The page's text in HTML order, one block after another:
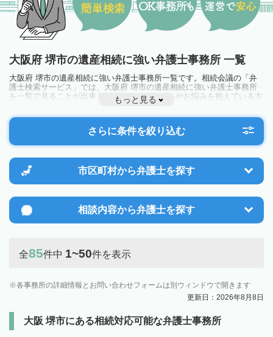
大阪府 堺市の遺産相続に強い弁護士事務所 一覧
大阪府 堺市の遺産相続に強い弁護士事務所一覧です。相続会議の「弁
護士検索サービス」では、大阪府 堺市の遺産相続に強い弁護士事務所
を一覧で見ることが出来ます。相続のトラブルやお悩みを抱えている方
は一度近隣の弁護士に相談してみましょう。
もっと見る
さらに条件を絞り込む
市区町村から弁護士を探す
相談内容から弁護士を探す
全85件中 1~50件を表示
各事務所の詳細情報とお問い合わせフォームは別ウィンドウで開きます
更新日：2026年8月8日
大阪 堺市にある相続対応可能な弁護士事務所